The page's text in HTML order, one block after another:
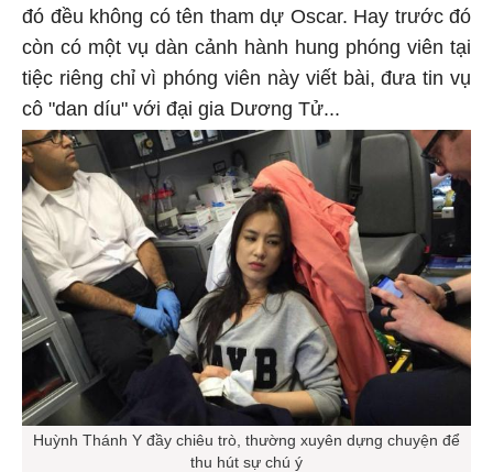
đó đều không có tên tham dự Oscar. Hay trước đó
còn có một vụ dàn cảnh hành hung phóng viên tại
tiệc riêng chỉ vì phóng viên này viết bài, đưa tin vụ
cô "dan díu" với đại gia Dương Tử...
Huỳnh Thánh Y đầy chiêu trò, thường xuyên dựng chuyện để
thu hút sự chú ý